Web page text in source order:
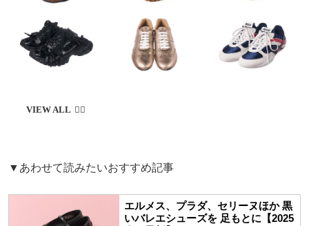
▼あわせて読みたいおすすめ記事
エルメス、プラダ、セリーヌほか 黒
いバレエシューズを 足もとに【2025